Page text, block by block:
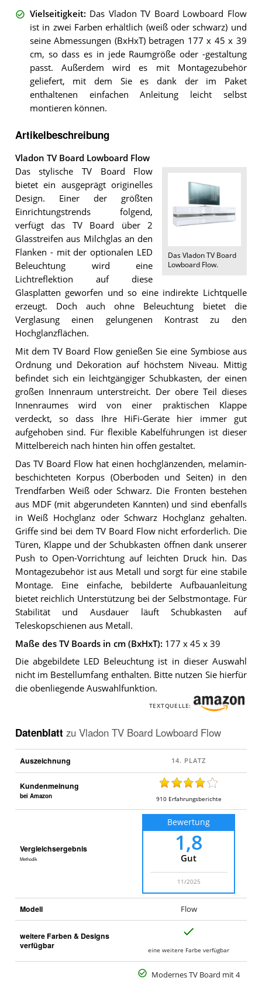
Vielseitigkeit: Das Vladon TV Board Lowboard Flow
ist in zwei Farben erhältlich (weiß oder schwarz) und
seine Abmessungen (BxHxT) betragen 177 x 45 x 39
cm, so dass es in jede Raumgröße oder -gestaltung
passt. Außerdem wird es mit Montagezubehör
geliefert, mit dem Sie es dank der im Paket
enthaltenen einfachen Anleitung leicht selbst
montieren können.
Artikelbeschreibung
Vladon TV Board Lowboard Flow
Das Vladon TV Board
Lowboard Flow.
Das stylische TV Board Flow
bietet ein ausgeprägt originelles
Design. Einer der größten
Einrichtungstrends folgend,
verfügt das TV Board über 2
Glasstreifen aus Milchglas an den
Flanken - mit der optionalen LED
Beleuchtung wird eine
Lichtreflektion auf diese
Glasplatten geworfen und so eine indirekte Lichtquelle
erzeugt. Doch auch ohne Beleuchtung bietet die
Verglasung einen gelungenen Kontrast zu den
Hochglanzflächen.
Mit dem TV Board Flow genießen Sie eine Symbiose aus
Ordnung und Dekoration auf höchstem Niveau. Mittig
befindet sich ein leichtgängiger Schubkasten, der einen
großen Innenraum unterstreicht. Der obere Teil dieses
Innenraumes wird von einer praktischen Klappe
verdeckt, so dass Ihre HiFi-Geräte hier immer gut
aufgehoben sind. Für flexible Kabelführungen ist dieser
Mittelbereich nach hinten hin offen gestaltet.
Das TV Board Flow hat einen hochglänzenden, melamin-
beschichteten Korpus (Oberboden und Seiten) in den
Trendfarben Weiß oder Schwarz. Die Fronten bestehen
aus MDF (mit abgerundeten Kannten) und sind ebenfalls
in Weiß Hochglanz oder Schwarz Hochglanz gehalten.
Griffe sind bei dem TV Board Flow nicht erforderlich. Die
Türen, Klappe und der Schubkasten öffnen dank unserer
Push to Open-Vorrichtung auf leichten Druck hin. Das
Montagezubehör ist aus Metall und sorgt für eine stabile
Montage. Eine einfache, bebilderte Aufbauanleitung
bietet reichlich Unterstützung bei der Selbstmontage. Für
Stabilität und Ausdauer läuft Schubkasten auf
Teleskopschienen aus Metall.
Maße des TV Boards in cm (BxHxT): 177 x 45 x 39
Die abgebildete LED Beleuchtung ist in dieser Auswahl
nicht im Bestellumfang enthalten. Bitte nutzen Sie hierfür
die obenliegende Auswahlfunktion.
TEXTQUELLE:
Datenblatt zu Vladon TV Board Lowboard Flow
Auszeichnung
Kundenmeinung
bei Amazon 910 Erfahrungsberichte
Vergleichsergebnis
Methodik
Bewertung
1,8
Gut
11/2025
Modell Flow
weitere Farben & Designs
verfügbar
eine weitere Farbe verfügbar
Modernes TV Board mit 4